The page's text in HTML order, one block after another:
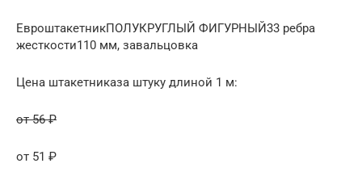
ЕвроштакетникПОЛУКРУГЛЫЙ ФИГУРНЫЙ33 ребра
жесткости110 мм, завальцовка
Цена штакетниказа штуку длиной 1 м:
от 56 ₽
от 51 ₽